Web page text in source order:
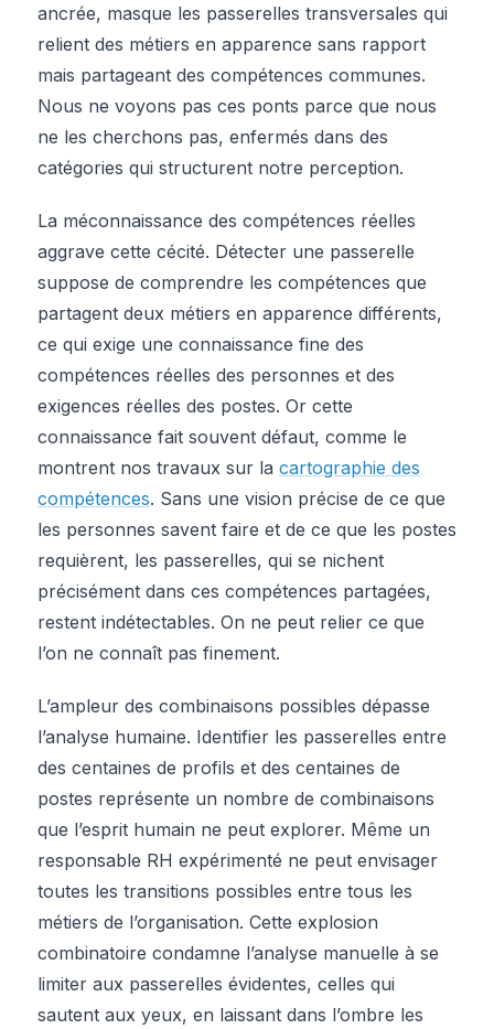
ancrée, masque les passerelles transversales qui
relient des métiers en apparence sans rapport
mais partageant des compétences communes.
Nous ne voyons pas ces ponts parce que nous
ne les cherchons pas, enfermés dans des
catégories qui structurent notre perception.
La méconnaissance des compétences réelles
aggrave cette cécité. Détecter une passerelle
suppose de comprendre les compétences que
partagent deux métiers en apparence différents,
ce qui exige une connaissance fine des
compétences réelles des personnes et des
exigences réelles des postes. Or cette
connaissance fait souvent défaut, comme le
montrent nos travaux sur la cartographie des
compétences. Sans une vision précise de ce que
les personnes savent faire et de ce que les postes
requièrent, les passerelles, qui se nichent
précisément dans ces compétences partagées,
restent indétectables. On ne peut relier ce que
l’on ne connaît pas finement.
L’ampleur des combinaisons possibles dépasse
l’analyse humaine. Identifier les passerelles entre
des centaines de profils et des centaines de
postes représente un nombre de combinaisons
que l’esprit humain ne peut explorer. Même un
responsable RH expérimenté ne peut envisager
toutes les transitions possibles entre tous les
métiers de l’organisation. Cette explosion
combinatoire condamne l’analyse manuelle à se
limiter aux passerelles évidentes, celles qui
sautent aux yeux, en laissant dans l’ombre les